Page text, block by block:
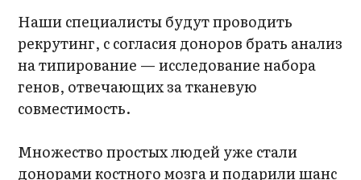
Наши специалисты будут проводить
рекрутинг, с согласия доноров брать анализ
на типирование — исследование набора
генов, отвечающих за тканевую
совместимость.
Множество простых людей уже стали
донорами костного мозга и подарили шанс